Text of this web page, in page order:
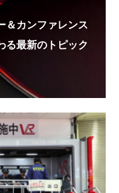
ニュースPro
防災ツーリズ
ビジネスマッ
費者トラブル」
＆カンファレンス
る最新のトピック